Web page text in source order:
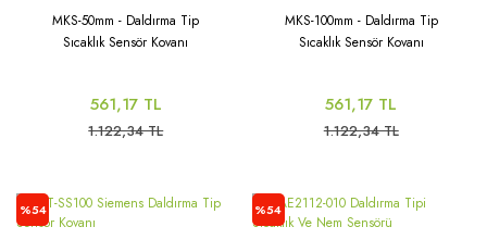
MKS-50mm - Daldırma Tip
Sıcaklık Sensör Kovanı
561,17 TL
1.122,34 TL
MKS-100mm - Daldırma Tip
Sıcaklık Sensör Kovanı
561,17 TL
1.122,34 TL
%54 %54